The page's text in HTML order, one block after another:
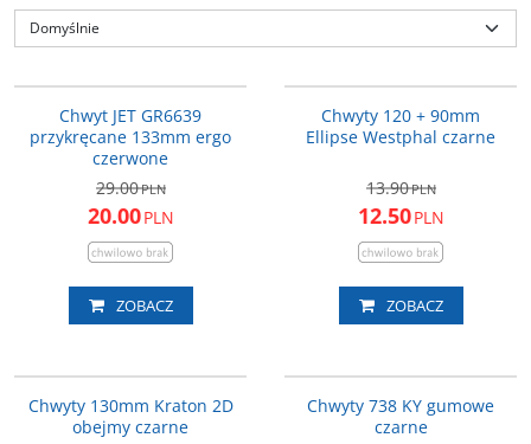
Chwyt JET GR6639
przykręcane 133mm ergo
czerwone
29.00PLN
20.00PLN
ZOBACZ
Chwyty 120 + 90mm
Ellipse Westphal czarne
13.90PLN
12.50PLN
ZOBACZ
Chwyty 130mm Kraton 2D
obejmy czarne
Chwyty 738 KY gumowe
czarne